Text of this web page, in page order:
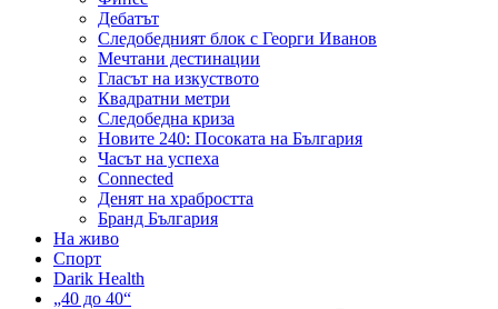
Дебатът
Следобедният блок с Георги Иванов
Мечтани дестинации
Гласът на изкуството
Квадратни метри
Следобедна криза
Новите 240: Посоката на България
Часът на успеха
Connected
Денят на храбростта
Бранд България
На живо
Спорт
Darik Health
„40 до 40“